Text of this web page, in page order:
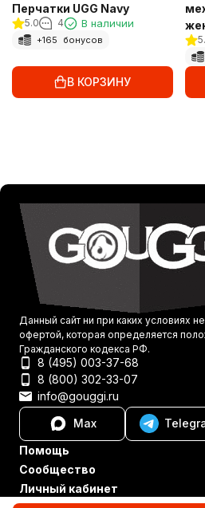
Перчатки UGG Navy
5.0 4 В наличии
+165 бонусов
В КОРЗИНУ
Данный сайт ни при каких условиях
офертой, которая определяется
Гражданского кодекса РФ.
8 (495) 003-37-68
8 (800) 302-33-07
info@gouggi.ru
Max
Помощь
Сообщество
Личный кабинет
Политика персональных данных